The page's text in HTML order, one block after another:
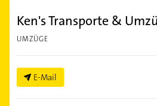
Ken's Transporte &
UMZÜGE
E-Mail